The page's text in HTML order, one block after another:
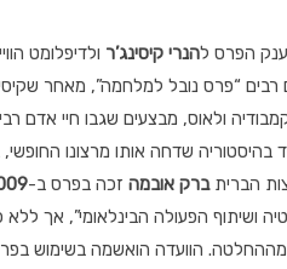
הפרס להנרי קיסינג’ר ולדיפלומט
רבים “פרס נובל למלחמה”, מאחר
ולאוס, מבצעים שגבו חיי אדם
בהיסטוריה שדחה אותו מרצונו החופשי,
הבריתברק אובמה זכה בפרס ב-
ושיתוף הפעולה הבינלאומי”, אך ללא
מההחלטה. הוועדה הואשמה בשימוש